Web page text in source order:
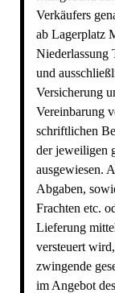
Verkäufers
ab Lagerplatz
Niederlassung
und
Versicherung
Vereinbarung
schriftlichen
der jeweiligen
ausgewiesen.
Abgaben,
Frachten etc.
Lieferung
versteuert
zwingende
im Angebot